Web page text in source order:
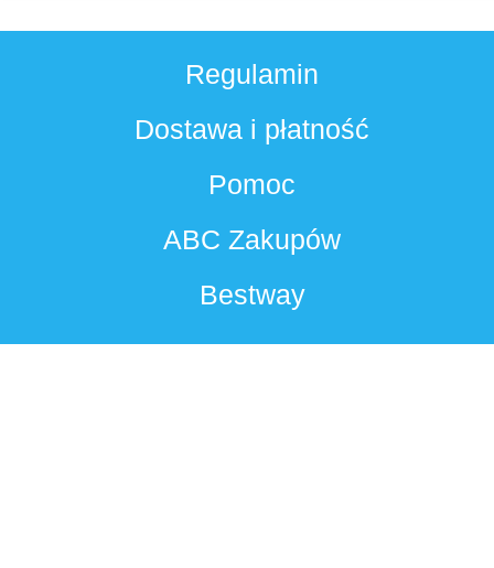
Regulamin
Dostawa i płatność
Pomoc
ABC Zakupów
Bestway